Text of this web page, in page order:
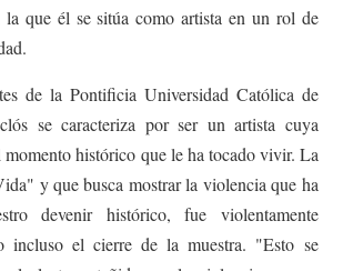
que él se sitúa como artista en un rol de
de la Pontificia Universidad Católica de
se caracteriza por ser un artista cuya
momento histórico que le ha tocado vivir. La
y que busca mostrar la violencia que ha
devenir histórico, fue violentamente
incluso el cierre de la muestra. "Esto se